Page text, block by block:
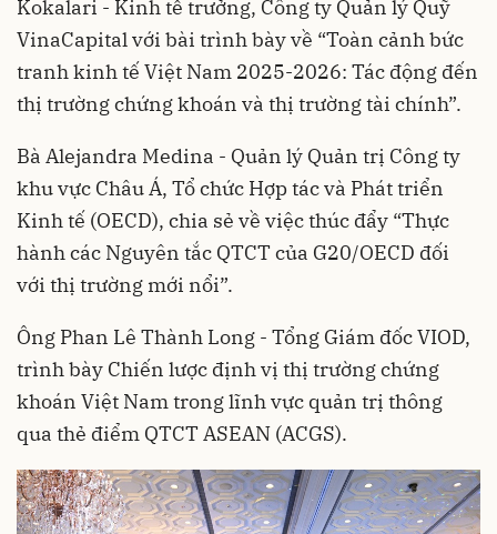
Kokalari - Kinh tế trưởng, Công ty Quản lý Quỹ
VinaCapital với bài trình bày về “Toàn cảnh bức
tranh kinh tế Việt Nam 2025-2026: Tác động đến
thị trường chứng khoán và thị trường tài chính”.
Bà Alejandra Medina - Quản lý Quản trị Công ty
khu vực Châu Á, Tổ chức Hợp tác và Phát triển
Kinh tế (OECD), chia sẻ về việc thúc đẩy “Thực
hành các Nguyên tắc QTCT của G20/OECD đối
với thị trường mới nổi”.
Ông Phan Lê Thành Long - Tổng Giám đốc VIOD,
trình bày Chiến lược định vị thị trường chứng
khoán Việt Nam trong lĩnh vực quản trị thông
qua thẻ điểm QTCT ASEAN (ACGS).